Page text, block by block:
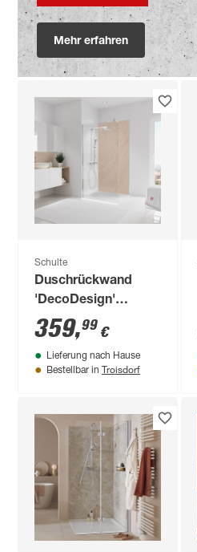
Mehr erfahren
Schulte
Duschrückwand
'DecoDesign'
sandsteinfarben 100
x 210 cm
359,99 €
Lieferung nach Hause
Bestellbar in Troisdorf